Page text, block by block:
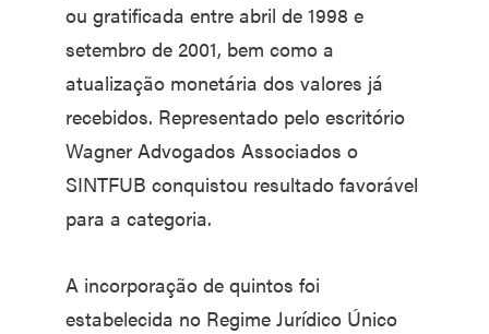
ou gratificada entre abril de 1998 e
setembro de 2001, bem como a
atualização monetária dos valores já
recebidos. Representado pelo escritório
Wagner Advogados Associados o
SINTFUB conquistou resultado favorável
para a categoria.
A incorporação de quintos foi
estabelecida no Regime Jurídico Único